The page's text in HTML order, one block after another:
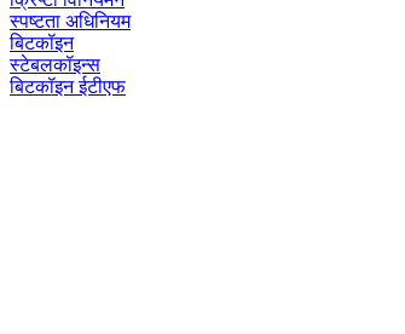
स्पष्टता अधिनियम
बिटकॉइन
स्टेबलकॉइन्स
बिटकॉइन ईटीएफ